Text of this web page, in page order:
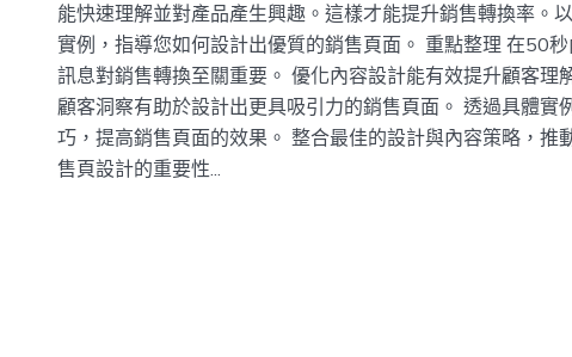
能快速理解並對產品產生興趣。這樣才能提升銷售轉換率。
實例，指導您如何設計出優質的銷售頁面。 重點整理 在50
訊息對銷售轉換至關重要。 優化內容設計能有效提升顧客理
顧客洞察有助於設計出更具吸引力的銷售頁面。 透過具體實
巧，提高銷售頁面的效果。 整合最佳的設計與內容策略，推
售頁設計的重要性...